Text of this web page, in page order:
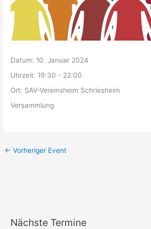
Datum: 10. Januar 2024
Uhrzeit: 19:30 - 22:00
Ort: SAV-Vereinsheim Schriesheim
Versammlung
← Vorheriger Event
Nächste Termine